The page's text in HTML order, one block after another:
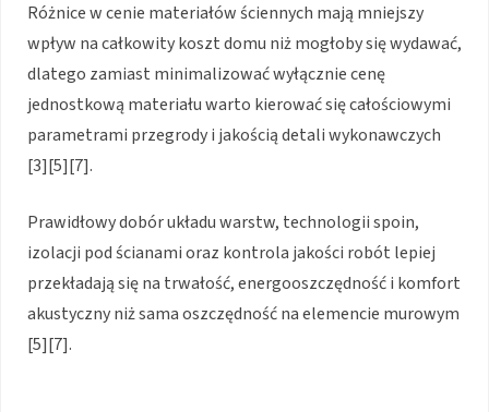
Różnice w cenie materiałów ściennych mają mniejszy
wpływ na całkowity koszt domu niż mogłoby się wydawać,
dlatego zamiast minimalizować wyłącznie cenę
jednostkową materiału warto kierować się całościowymi
parametrami przegrody i jakością detali wykonawczych
[3][5][7].
Prawidłowy dobór układu warstw, technologii spoin,
izolacji pod ścianami oraz kontrola jakości robót lepiej
przekładają się na trwałość, energooszczędność i komfort
akustyczny niż sama oszczędność na elemencie murowym
[5][7].